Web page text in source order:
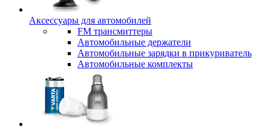
Аксессуары для автомобилей
FM трансмиттеры
Автомобильные держатели
Автомобильные зарядки в прикуриватель
Автомобильные комплекты